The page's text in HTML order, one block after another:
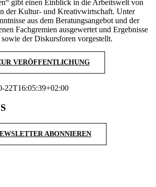
gibt einen Einblick in die Arbeitswelt von
der Kultur- und Kreativwirtschaft. Unter
aus dem Beratungsangebot und der
Fachgremien ausgewertet und Ergebnisse
der Diskursforen vorgestellt.
VERÖFFENTLICHUNG
22T16:05:39+02:00
ABONNIEREN